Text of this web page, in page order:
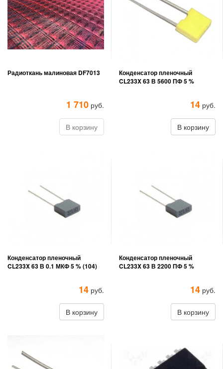
Радиоткань малиновая DF7013
1 710 руб.
В корзину
Конденсатор пленочный
CL233X 63 В 5600 ПФ 5 %
14 руб.
В корзину
Конденсатор пленочный
CL233X 63 В 0.1 МКФ 5 % (104)
14 руб.
В корзину
Конденсатор пленочный
CL233X 63 В 2200 ПФ 5 %
14 руб.
В корзину